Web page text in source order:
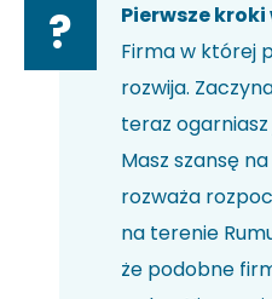
?
Pierwsze
Firma w której
rozwija.
teraz
Masz szansę
rozważa
na terenie
że podobne